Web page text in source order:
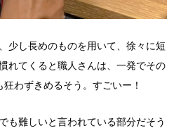
少し長めのものを用いて、徐々に短
れてくると職人さんは、一発でその
わずきめるそう。すごいー！
も難しいと言われている部分だそう